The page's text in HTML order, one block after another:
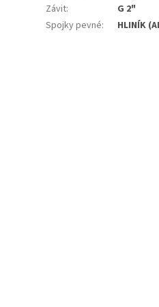
Závit:
G 2"
Spojky pevné: HLINÍK